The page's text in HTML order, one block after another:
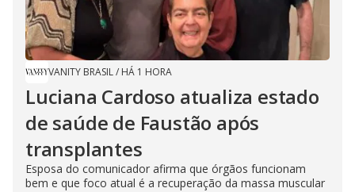
VANITY BRASIL/ HÁ 1 HORA
Luciana Cardoso atualiza estado
de saúde de Faustão após
transplantes
Esposa do comunicador afirma que órgãos funcionam
bem e que foco atual é a recuperação da massa muscular